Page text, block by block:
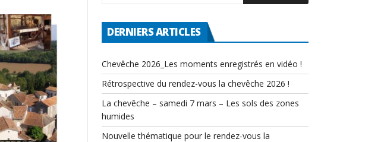
DERNIERS ARTICLES
Chevêche 2026_Les moments enregistrés en vidéo !
Rétrospective du rendez-vous la chevêche 2026 !
La chevêche – samedi 7 mars – Les sols des zones
humides
Nouvelle thématique pour le rendez-vous la